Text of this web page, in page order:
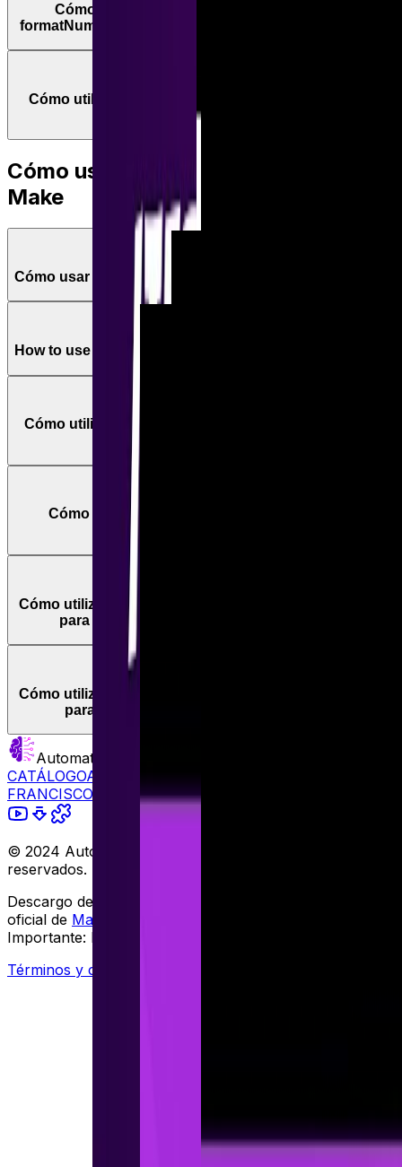
Cómo utilizar las funciones parseNumber y
formatNumber en 5 casos prácticos: Tutorial de Make
Cómo utilizar la función SUM en 5 casos prácticos:
Tutorial de Make
Cómo usar funciones de Texto en
Make
Cómo usar funciones en Make (ex Integromat)
How to use the GET function in Make
Cómo utilizar la función IF en Make para automatizar
procesos: ejemplos prácticos
Cómo utilizar la función SWITCH en Make (ex
Integromat): ejemplos prácticos
Cómo utilizar la función OMIT en Make (ex Integromat)
para limpiar tus datos: ejemplos prácticos
Cómo utilizar la función PICK en Make (ex Integromat)
para filtrar tus datos: ejemplos prácticos
Automatiza.dev
CATÁLOGOACADEMIA
FRANCISCO ENVIAR FEEDBACK
© 2024 Automatiza.dev. Todos los derechos
reservados.
Descargo de responsabilidad:
oficial de Make.com
Importante: Make no brinda soporte de estas plantillas.
Términos y condiciones